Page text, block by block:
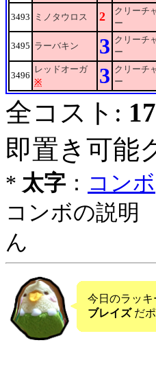
3493 ミノタウロス 2
クリーチ
ー
3495 ラーバキン 3 クリーチ
ー
3496
レッドオーガ
※
3 クリーチ
ー
全コスト:
即置き可能
* 太字 ： コンボ
コンボの説明
ん
今日のラッキ
ブレイズ だポ